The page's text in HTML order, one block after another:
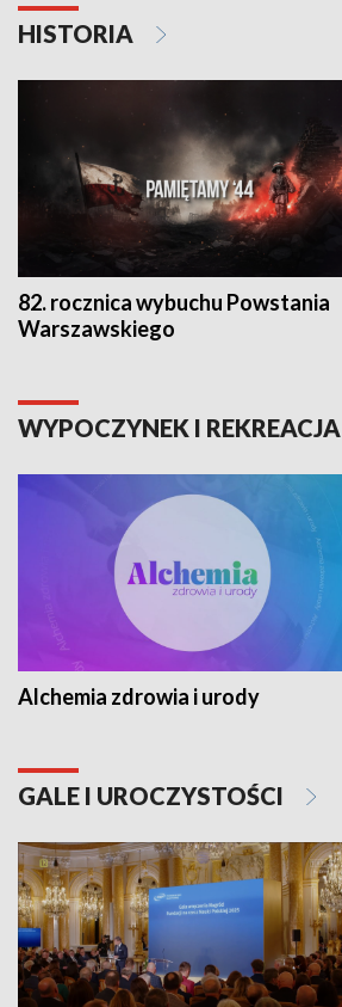
HISTORIA
82. rocznica wybuchu Powstania
Warszawskiego
WYPOCZYNEK I REKREACJA
Alchemia zdrowia i urody
GALE I UROCZYSTOŚCI